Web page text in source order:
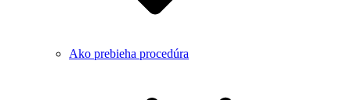
Ako prebieha procedúra